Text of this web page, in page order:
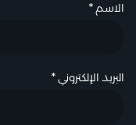
الاسم *
البريد الإلكتروني*